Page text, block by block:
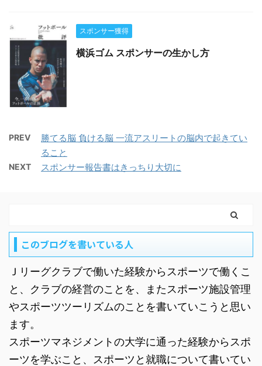
スポンサー獲得
横浜ゴム スポンサーの生かし方
PREV
勝てる脳 負ける脳 一流アスリートの脳内で起きてい
ること
NEXT スポンサー報告書はきっちり大切に
このブログを書いている人
Ｊリーグクラブで働いた経験からスポーツで働くこ
と、クラブの経営のことを、またスポーツ施設管理
やスポーツツーリズムのことを書いていこうと思い
ます。
スポーツマネジメントの大学に通った経験からスポ
ーツを学ぶこと、スポーツと就職について書いてい